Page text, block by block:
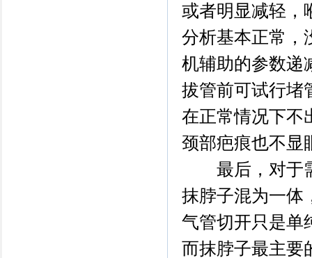
或者明显减轻，
分析基本正常，
机辅助的参数递
拔管前可试行堵
在正常情况下不
颈部疤痕也不显
最后，对于需
抹脖子混为一体
气管切开只是单
而抹脖子最主要